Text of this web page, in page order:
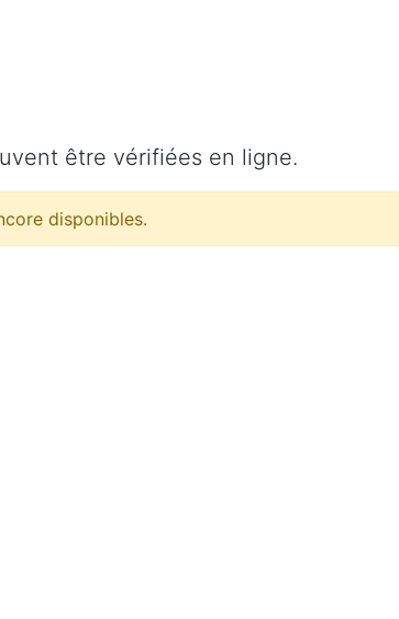
être vérifiées en ligne.
disponibles.